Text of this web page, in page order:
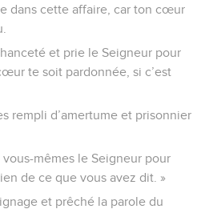
dans cette affaire, car ton cœur
et prie le Seigneur pour
te soit pardonnée, si c’est
rempli d’amertume et prisonnier
mêmes le Seigneur pour
de ce que vous avez dit. »
et prêché la parole du